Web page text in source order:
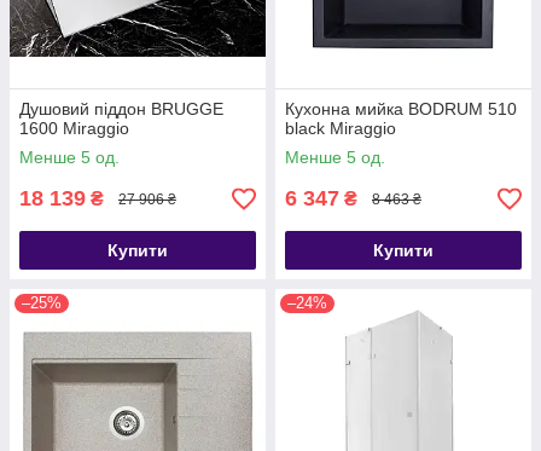
Душовий піддон BRUGGE
1600 Miraggio
Менше 5 од.
18 139 ₴ 27 906 ₴
Купити
Кухонна мийка BODRUM 510
black Miraggio
Менше 5 од.
6 347 ₴ 8 463 ₴
Купити
–25% –24%